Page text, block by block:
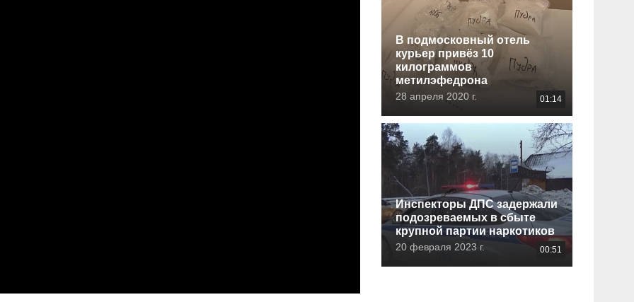
В подмосковный отель
курьер привёз 10
килограммов
метилэфедрона
28 апреля 2020 г. 01:14
Инспекторы ДПС задержали
подозреваемых в сбыте
крупной партии наркотиков
20 февраля 2023 г. 00:51